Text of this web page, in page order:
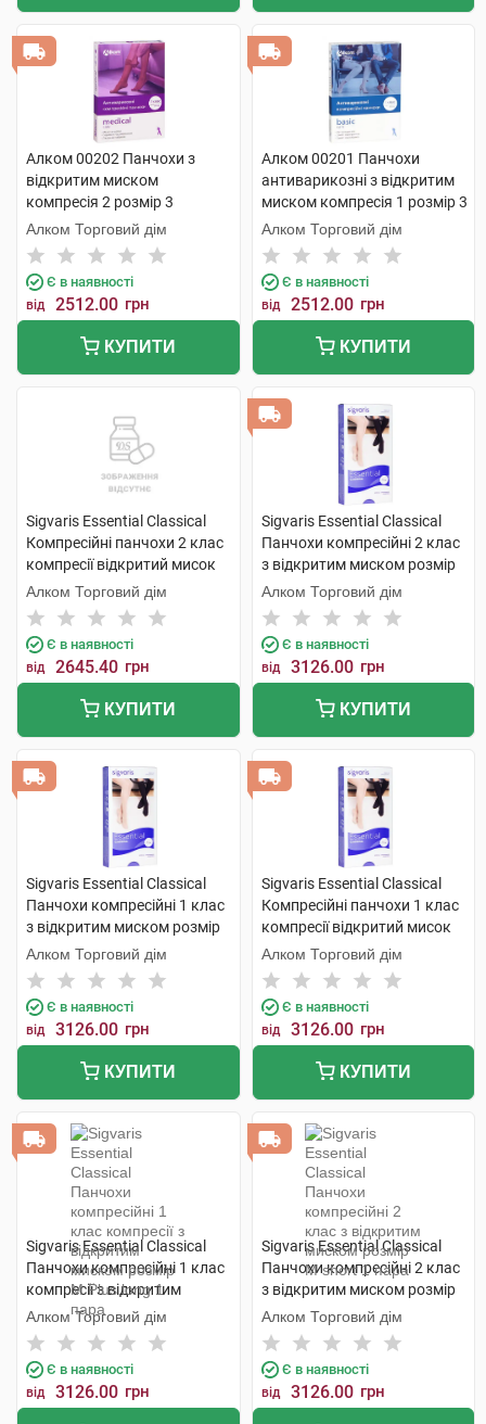
Алком 00202 Панчохи з
відкритим миском
компресія 2 розмір 3
бежевий 1 пара
Алком Торговий дім
Є в наявності
від 2512.00 грн
КУПИТИ
Алком 00201 Панчохи
антиварикозні з відкритим
миском компресія 1 розмір 3
бежевий 1 пара
Алком Торговий дім
Є в наявності
від 2512.00 грн
КУПИТИ
Sigvaris Essential Classical
Компресійні панчохи 2 клас
компресії відкритий мисок
розмір L long 1 пара
Алком Торговий дім
Є в наявності
від 2645.40 грн
КУПИТИ
Sigvaris Essential Classical
Панчохи компресійні 2 клас
з відкритим миском розмір
М long 1 пара
Алком Торговий дім
Є в наявності
від 3126.00 грн
КУПИТИ
Sigvaris Essential Classical
Панчохи компресійні 1 клас
з відкритим миском розмір
М long 1 пара
Алком Торговий дім
Є в наявності
від 3126.00 грн
КУПИТИ
Sigvaris Essential Classical
Компресійні панчохи 1 клас
компресії відкритий мисок
розмір L long 1 пара
Алком Торговий дім
Є в наявності
від 3126.00 грн
КУПИТИ
Sigvaris Essential Classical
Панчохи компресійні 1 клас
компресії з відкритим
миском розмір М Plus long 1
пара
Алком Торговий дім
Є в наявності
від 3126.00 грн
Sigvaris Essential Classical
Панчохи компресійні 2 клас
з відкритим миском розмір
М short 1 пара
Алком Торговий дім
Є в наявності
від 3126.00 грн